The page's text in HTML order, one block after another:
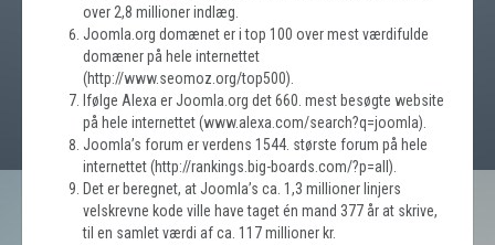
over 2,8 millioner indlæg.
Joomla.org domænet er i top 100 over mest værdifulde
domæner på hele internettet
(http://www.seomoz.org/top500).
Ifølge Alexa er Joomla.org det 660. mest besøgte website
på hele internettet (www.alexa.com/search?q=joomla).
Joomla’s forum er verdens 1544. største forum på hele
internettet (http://rankings.big-boards.com/?p=all).
Det er beregnet, at Joomla’s ca. 1,3 millioner linjers
velskrevne kode ville have taget én mand 377 år at skrive,
til en samlet værdi af ca. 117 millioner kr.